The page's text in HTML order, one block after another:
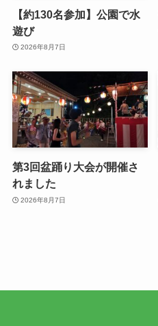
【約130名参加】公園で水
遊び
2026年8月7日
第3回盆踊り大会が開催さ
れました
2026年8月7日